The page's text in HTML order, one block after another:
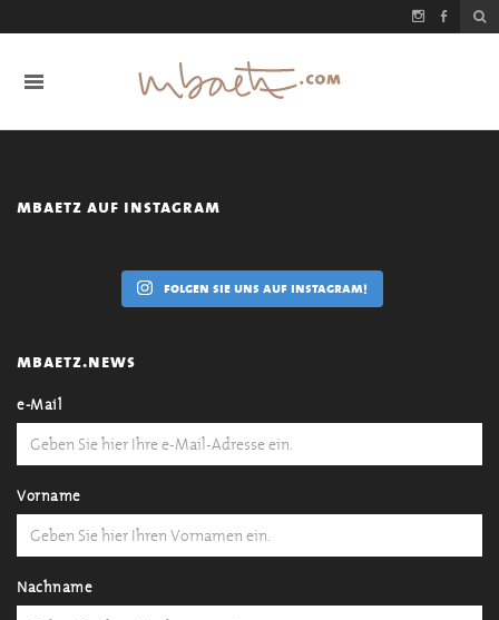
mbaetz auf instagram
folgen sie uns auf instagram!
mbaetz.news
e-Mail
Vorname
Nachname